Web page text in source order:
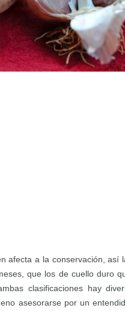
afecta a la conservación, así
que los de cuello duro
clasificaciones hay
asesorarse por un